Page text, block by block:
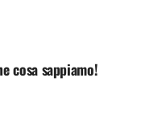
cosa sappiamo!